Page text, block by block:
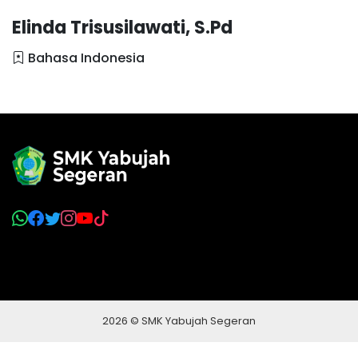
Elinda Trisusilawati, S.Pd
Bahasa Indonesia
2026 © SMK Yabujah Segeran